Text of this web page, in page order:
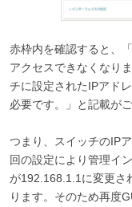
赤枠内を確認すると、
アクセスできなくなり
チに設定されたIPアド
必要です。」と記載がご
つまり、スイッチのIP
回の設定により管理イ
が192.168.1.1に変更さ
ります。そのため再度